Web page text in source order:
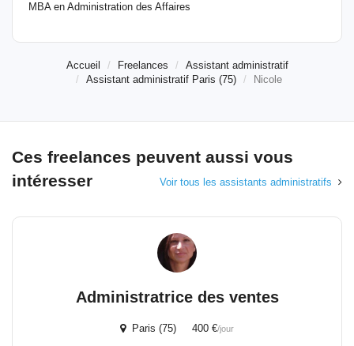
MBA en Administration des Affaires
Accueil Freelances
Assistant administratif
Assistant administratif Paris (75)
Nicole
Ces freelances peuvent aussi vous
intéresser
Voir tous les assistants administratifs
Administratrice des ventes
Paris (75) 400 €/jour